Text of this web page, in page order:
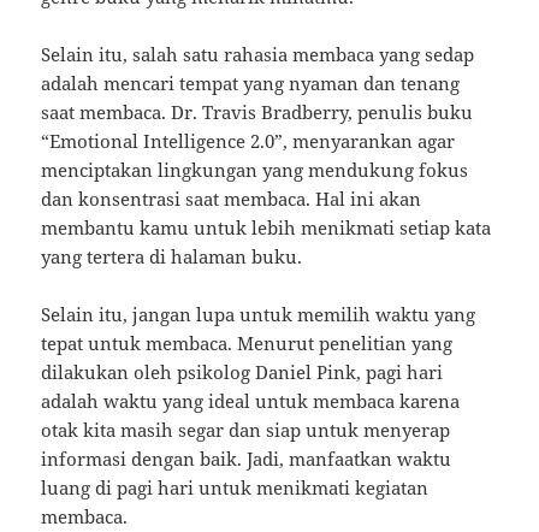
Selain itu, salah satu rahasia membaca yang sedap
adalah mencari tempat yang nyaman dan tenang
saat membaca. Dr. Travis Bradberry, penulis buku
“Emotional Intelligence 2.0”, menyarankan agar
menciptakan lingkungan yang mendukung fokus
dan konsentrasi saat membaca. Hal ini akan
membantu kamu untuk lebih menikmati setiap kata
yang tertera di halaman buku.
Selain itu, jangan lupa untuk memilih waktu yang
tepat untuk membaca. Menurut penelitian yang
dilakukan oleh psikolog Daniel Pink, pagi hari
adalah waktu yang ideal untuk membaca karena
otak kita masih segar dan siap untuk menyerap
informasi dengan baik. Jadi, manfaatkan waktu
luang di pagi hari untuk menikmati kegiatan
membaca.